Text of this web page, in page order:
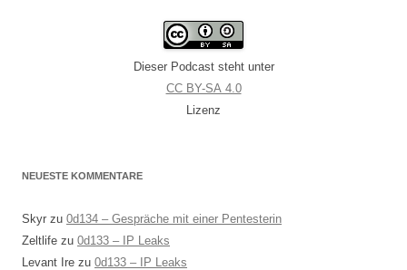
Dieser Podcast steht unter
CC BY-SA 4.0
Lizenz
NEUESTE KOMMENTARE
Skyr zu 0d134 – Gespräche mit einer Pentesterin
Zeltlife zu 0d133 – IP Leaks
Levant Ire zu 0d133 – IP Leaks